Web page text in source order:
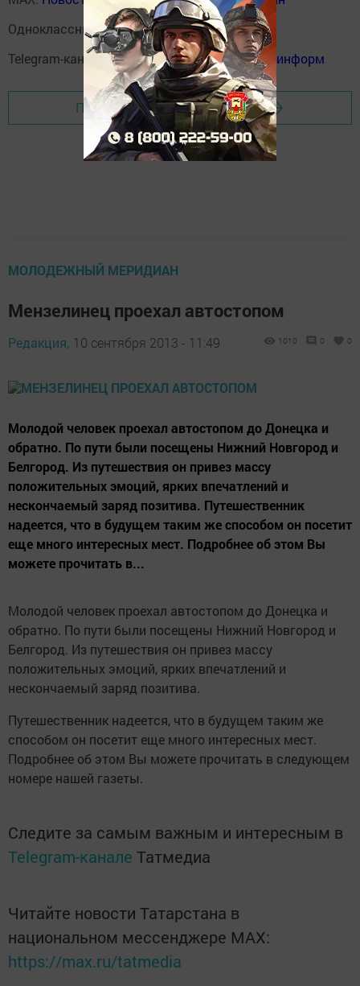
Одноклассники:ok.ru/menzelinsk
Telegram-канал:Мензелинск news - Мензеля-информ
Перейти на страницу новости
МОЛОДЕЖНЫЙ МЕРИДИАН
Мензелинец проехал автостопом
Редакция, 10 сентября 2013 - 11:49 1010 0 0
Молодой человек проехал автостопом до Донецка и
обратно. По пути были посещены Нижний Новгород и
Белгород. Из путешествия он привез массу
положительных эмоций, ярких впечатлений и
нескончаемый заряд позитива. Путешественник
надеется, что в будущем таким же способом он посетит
еще много интересных мест. Подробнее об этом Вы
можете прочитать в...
Молодой человек проехал автостопом до Донецка и
обратно. По пути были посещены Нижний Новгород и
Белгород. Из путешествия он привез массу
положительных эмоций, ярких впечатлений и
нескончаемый заряд позитива.
Путешественник надеется, что в будущем таким же
способом он посетит еще много интересных мест.
Подробнее об этом Вы можете прочитать в следующем
номере нашей газеты.
Следите за самым важным и интересным в
Telegram-канале Татмедиа
Читайте новости Татарстана в
национальном мессенджере MАХ:
https://max.ru/tatmedia